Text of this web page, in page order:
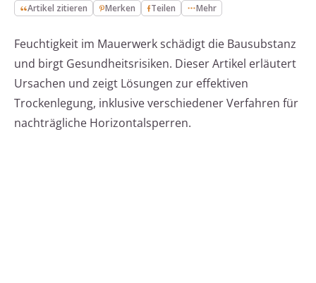
Artikel zitieren Merken Teilen Mehr
Feuchtigkeit im Mauerwerk schädigt die Bausubstanz
und birgt Gesundheitsrisiken. Dieser Artikel erläutert
Ursachen und zeigt Lösungen zur effektiven
Trockenlegung, inklusive verschiedener Verfahren für
nachträgliche Horizontalsperren.